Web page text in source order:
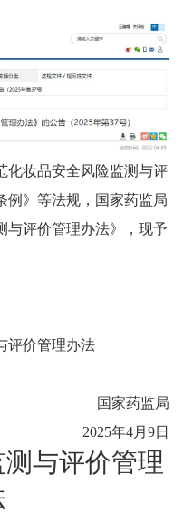
妆品安全风险监测与评
例》等法规，国家药监局
与评价管理办法》，现予
价管理办法
国家药监局
2025年4月9日
与评价管理